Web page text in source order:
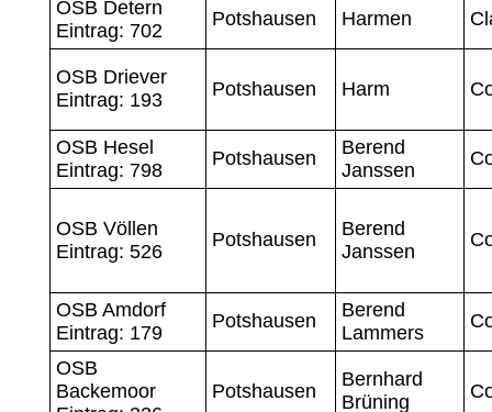
OSB Detern
Eintrag: 702
Potshausen Harmen
OSB Driever
Eintrag: 193
Potshausen Harm
OSB Hesel
Eintrag: 798
Potshausen
Berend
Janssen
OSB Völlen
Eintrag: 526
Potshausen
Berend
Janssen
OSB Amdorf
Eintrag: 179
Potshausen
Berend
Lammers
OSB
Backemoor
Potshausen
Bernhard
Brüning